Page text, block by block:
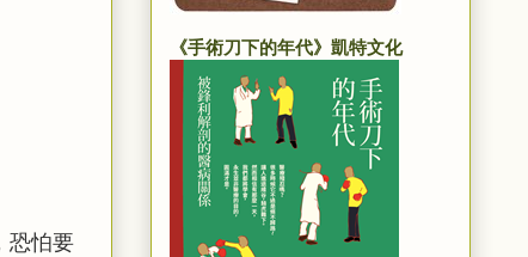
恐怕要
《手術刀下的年代》凱特文化